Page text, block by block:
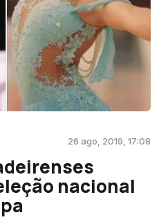
26 ago, 2019, 17:08
nacional